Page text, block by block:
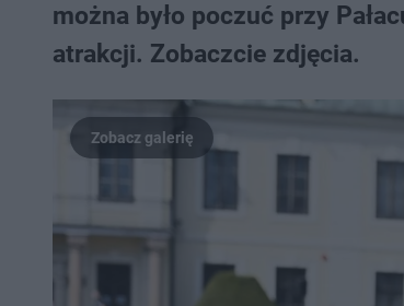
można było poczuć przy
atrakcji. Zobaczcie zdjęcia.